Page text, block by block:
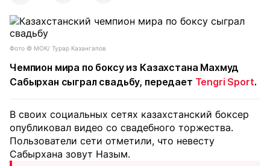
Фото ©️ МОК/ Турар Казангапов
Чемпион мира по боксу из Казахстана Махмуд
Сабырхан сыграл свадьбу, передает Tengri Sport.
В своих социальных сетях казахстанский боксер
опубликовал видео со свадебного торжества.
Пользователи сети отметили, что невесту
Сабырхана зовут Назым.